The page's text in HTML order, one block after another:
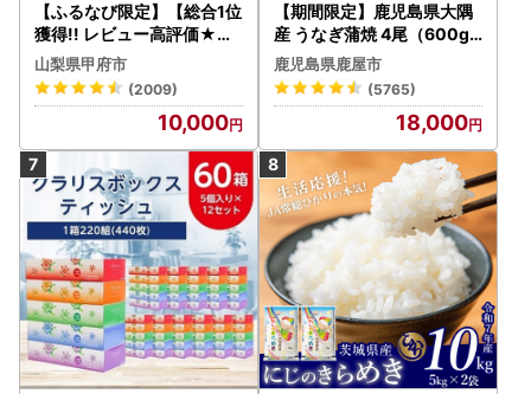
【ふるなび限定】【総合1位
獲得!! レビュー高評価★】
〈2026年度配送分〉山梨
県産 シャインマスカット 2
～3房（1.0kg以上）シャイ
ン フルーツ FN-Limited-S
P
山梨県甲府市
(2009)
10,000
【期間限定】鹿児島県大隅
産 うなぎ蒲焼 4尾（600g
） KN007-004-04-cp18
うなぎ 鰻 魚 惣菜 総菜
鹿児島県鹿屋市
(5765)
18,000